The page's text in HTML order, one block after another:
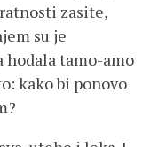
zasite,
su je
hodala tamo-amo
kako bi ponovo